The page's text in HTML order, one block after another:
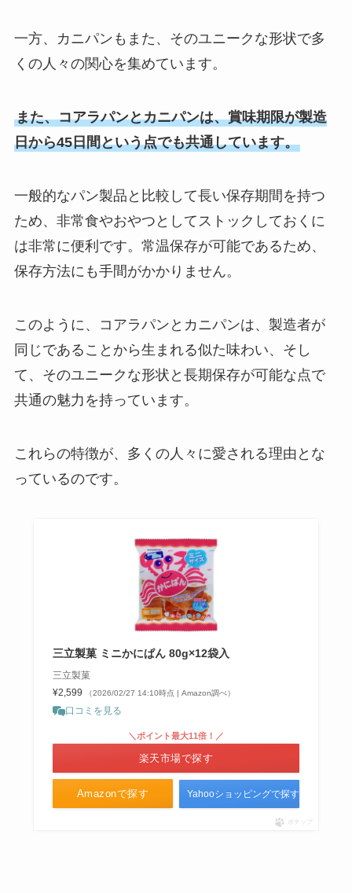
一方、カニパンもまた、そのユニークな形状で多
くの人々の関心を集めています。
また、コアラパンとカニパンは、賞味期限が製造
日から45日間という点でも共通しています。
一般的なパン製品と比較して長い保存期間を持つ
ため、非常食やおやつとしてストックしておくに
は非常に便利です。常温保存が可能であるため、
保存方法にも手間がかかりません。
このように、コアラパンとカニパンは、製造者が
同じであることから生まれる似た味わい、そし
て、そのユニークな形状と長期保存が可能な点で
共通の魅力を持っています。
これらの特徴が、多くの人々に愛される理由とな
っているのです。
三立製菓 ミニかにぱん 80g×12袋入
三立製菓
¥2,599
（2026/02/27 14:10時点 | Amazon調べ）
口コミを見る
Amazonで探す
＼ポイント最大11倍！／
楽天市場で探す
Yahooショッピングで探す
ポチップ